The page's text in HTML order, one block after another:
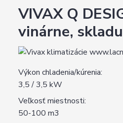
VIVAX Q
vinárne,
Výkon chladenia/kúrenia:
3,5 / 3,5 kW
Veľkosť miestnosti:
50-100 m3